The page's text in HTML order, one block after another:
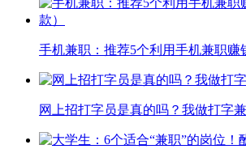
手机兼职：推荐5个利用手机兼职赚
网上招打字员是真的吗？我做打字